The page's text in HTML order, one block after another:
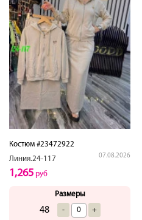
Костюм #23472922
Линия.24-117
07.08.2026
1,265 руб
Размеры
48 - +